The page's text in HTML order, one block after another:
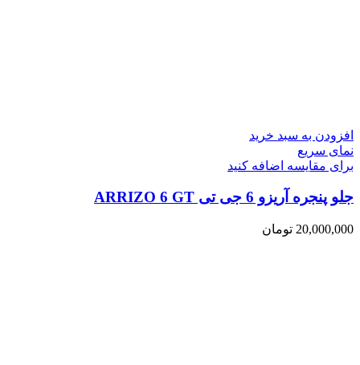
افزودن به سبد خرید
نمای سریع
برای مقایسه اضافه کنید
جلو پنجره آریزو 6 جی تی ARRIZO 6 GT
20,000,000 تومان